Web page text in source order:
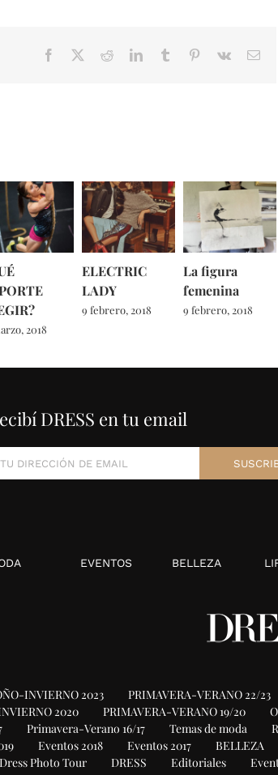
Facebook RedditLinkedInTumblr Pinterest
Vk
2018
ELECTRIC
LADY
9 febrero, 2018
La figura
femenina
9 febrero, 2018
DRESS en tu email
EVENTOS BELLEZA
INVIERNO 2023 PRIMAVERA-VERANO 22/23
2020 PRIMAVERA-VERANO 19/20
Primavera-Verano 16/17 Temas de moda
Eventos 2018 Eventos 2017 BELLEZA
Dress Photo Tour DRESS Editoriales